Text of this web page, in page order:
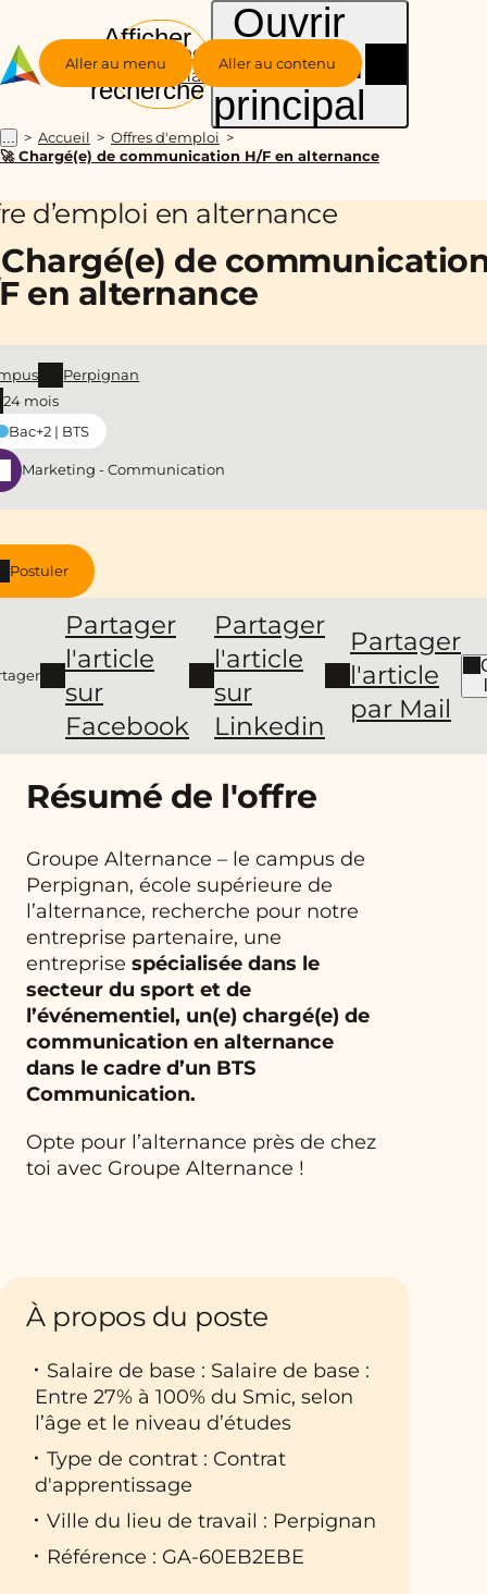
Aller au menu Aller au contenu
Groupe
Alternance
Afficher
la
recherche
Ouvrir
le menu
principal
... Accueil
Offres d'emploi
🚀 Chargé(e) de communication H/F en alternance
d’emploi en alternance
Chargé(e) de
en alternance
Postuler
Partager
l'article
sur
Facebook
Partager
l'article
sur
Linkedin
Partager
l'article
par Mail
Perpignan
24 mois
Bac+2 | BTS
Marketing - Communication
Résumé de l'offre
Groupe Alternance – le campus de
Perpignan, école supérieure de
l’alternance, recherche pour notre
entreprise partenaire, une
entreprise spécialisée dans le
secteur du sport et de
l’événementiel, un(e) chargé(e) de
communication en alternance
dans le cadre d’un BTS
Communication.
Opte pour l’alternance près de chez
toi avec Groupe Alternance !
À propos du poste
Salaire de base : Salaire de base :
Entre 27% à 100% du Smic, selon
l’âge et le niveau d’études
Type de contrat : Contrat
d'apprentissage
Ville du lieu de travail : Perpignan
Référence : GA-60EB2EBE